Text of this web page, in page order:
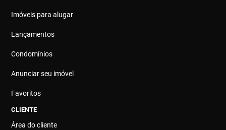
Imóveis para alugar
Lançamentos
Condomínios
Anunciar seu imóvel
Favoritos
CLIENTE
Área do cliente